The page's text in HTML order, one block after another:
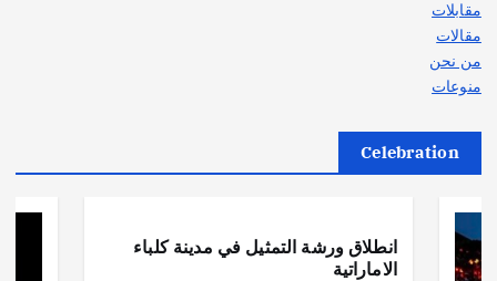
مقابلات
مقالات
من نحن
منوعات
Celebration
انطلاق ورشة التمثيل في مدينة كلباء
الاماراتية